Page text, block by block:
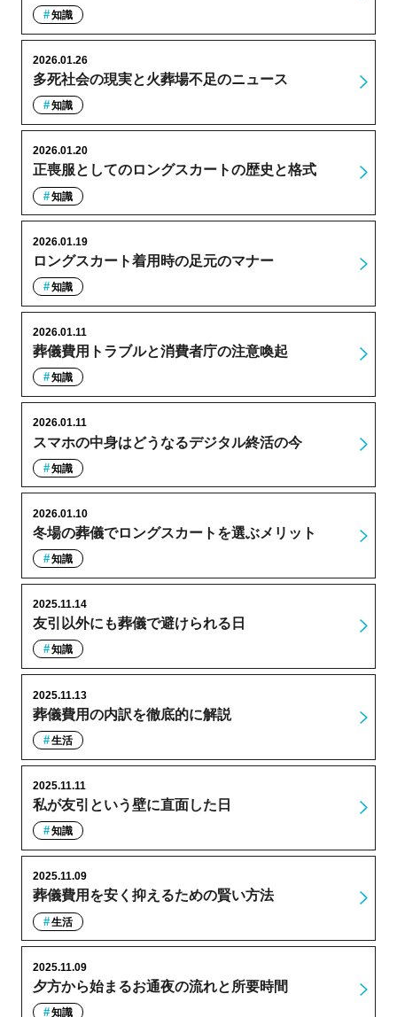
知識
多死社会の現実と火葬場不足のニュース
2026.01.26
知識
正喪服としてのロングスカートの歴史と格式
2026.01.20
知識
ロングスカート着用時の足元のマナー
2026.01.19
知識
葬儀費用トラブルと消費者庁の注意喚起
2026.01.11
知識
スマホの中身はどうなるデジタル終活の今
2026.01.11
知識
冬場の葬儀でロングスカートを選ぶメリット
2026.01.10
知識
友引以外にも葬儀で避けられる日
2025.11.14
知識
葬儀費用の内訳を徹底的に解説
2025.11.13
生活
私が友引という壁に直面した日
2025.11.11
知識
葬儀費用を安く抑えるための賢い方法
2025.11.09
生活
夕方から始まるお通夜の流れと所要時間
2025.11.09
知識